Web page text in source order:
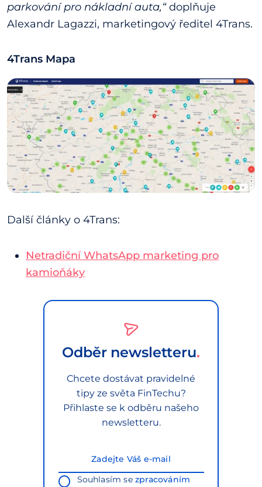
parkování pro nákladní auta,“doplňuje
Alexandr Lagazzi, marketingový ředitel 4Trans.
4Trans Mapa
Další články o 4Trans:
Netradiční WhatsApp marketing pro
kamioňáky
Odběr newsletteru
Chcete dostávat pravidelné
tipy ze světa FinTechu?
Přihlaste se k odběru našeho
newsletteru.
Souhlasím sezpracováním